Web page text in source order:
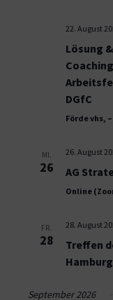
22. August
Lösung
DGfC
Förde vhs,
MI.
26
26. August
AG
Online
FR.
28
28. August
Treffen
September 2026